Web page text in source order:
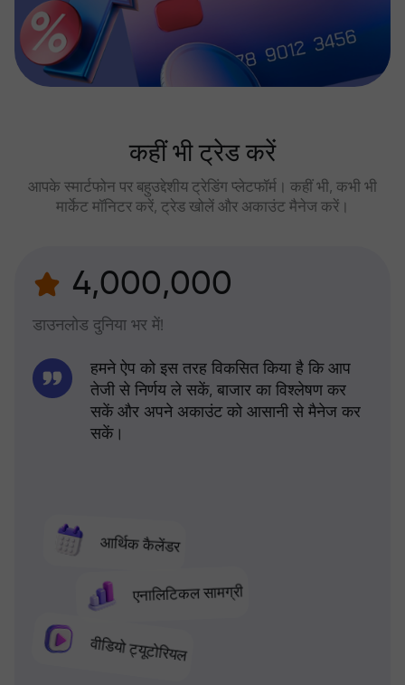
कहीं भी ट्रेड करें
आपके स्मार्टफोन पर बहुउद्देशीय ट्रेडिंग प्लेटफॉर्म। कहीं भी, कभी भी
मार्केट मॉनिटर करें, ट्रेड खोलें और अकाउंट मैनेज करें।
4,000,000
डाउनलोड दुनिया भर में!
आर्थिक कैलेंडर
एनालिटिकल सामग्री
वीडियो ट्यूटोरियल
हमने ऐप को इस तरह विकसित किया है कि आप
तेजी से निर्णय ले सकें, बाजार का विश्लेषण कर
सकें और अपने अकाउंट को आसानी से मैनेज कर
सकें।